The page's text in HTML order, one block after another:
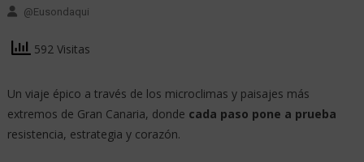
@eusondaqui
592 Visitas
Un viaje épico a través de los microclimas y paisajes más
extremos de Gran Canaria, donde cada paso pone a prueba
resistencia, estrategia y corazón.